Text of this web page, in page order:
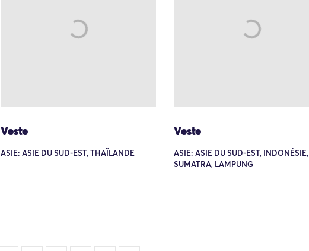
Veste
ASIE: ASIE DU SUD-EST, THAÏLANDE
Veste
ASIE: ASIE DU SUD-EST, INDONÉSIE,
SUMATRA, LAMPUNG